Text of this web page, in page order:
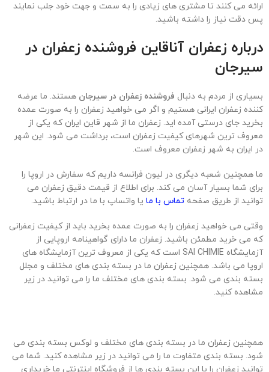
ارائه می کنند تا مشتری های زیادی را به سمت و جهت خود جلب نمایند
پس دقت نیاز را داشته باشید.
درباره زعفران آناقاین فروشنده زعفران در
سیرجان
بسیاری از مردم به دنبال فروشنده زعفران در سیرجان هستند. ما عرضه
کننده زعفران ایرانی هستیم و اگر می خواهید زعفران را به صورت عمده
بخرید جای درستی آمده اید. زعفران ما از شهر قاین ایران که یکی از
معروف ترین شهرهای کیفیت زعفران است، برداشت می شود. این شهر
در ایران به شهر زعفران معروف است.
ما همچنین شعبه دیگری در لیون فرانسه داریم که سفارش در اروپا را
برای شما بسیار آسان می کند. برای اطلاع از قیمت دقیق زعفران می
توانید از طریق صفحه تماس با ما یا واتساپ با ما در ارتباط باشید.
وقتی می خواهید زعفران را به صورت عمده بخرید باید از کیفیت زعفرانی
که می خرید مطمئن باشید. زعفران ما دارای گواهینامه اروپایی از
آزمایشگاه SAI CHIMIE است که یکی از معروف ترین آزمایشگاه های
اروپا می باشد. همچنین زعفران ما در بسته بندی های مختلف و مجلل
بسته بندی می شود. بسته بندی های مختلف ما را می توانید در زیر
مشاهده کنید.
همچنین زعفران ما در بسته بندی های مختلف و لوکس بسته بندی می
شود. بسته بندی متفاوت ما را می توانید در زیر مشاهده کنید. شما می
توانید زعفران را با این بسته بندی ها از فروشگاه اینترنتی ما خریداری